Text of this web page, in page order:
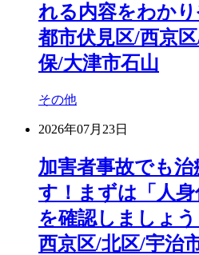
れる内容をわか
都市伏見区/西京
保/大津市石山
その他
2026年07月23日
加害者事故でも
す！まずは「人
を確認しましょ
西京区/北区/宇治